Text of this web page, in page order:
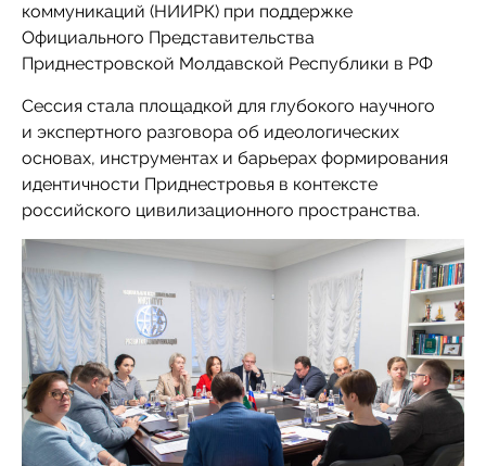
коммуникаций (НИИРК) при поддержке
Официального Представительства
Приднестровской Молдавской Республики в РФ
Сессия стала площадкой для глубокого научного
и экспертного разговора об идеологических
основах, инструментах и барьерах формирования
идентичности Приднестровья в контексте
российского цивилизационного пространства.